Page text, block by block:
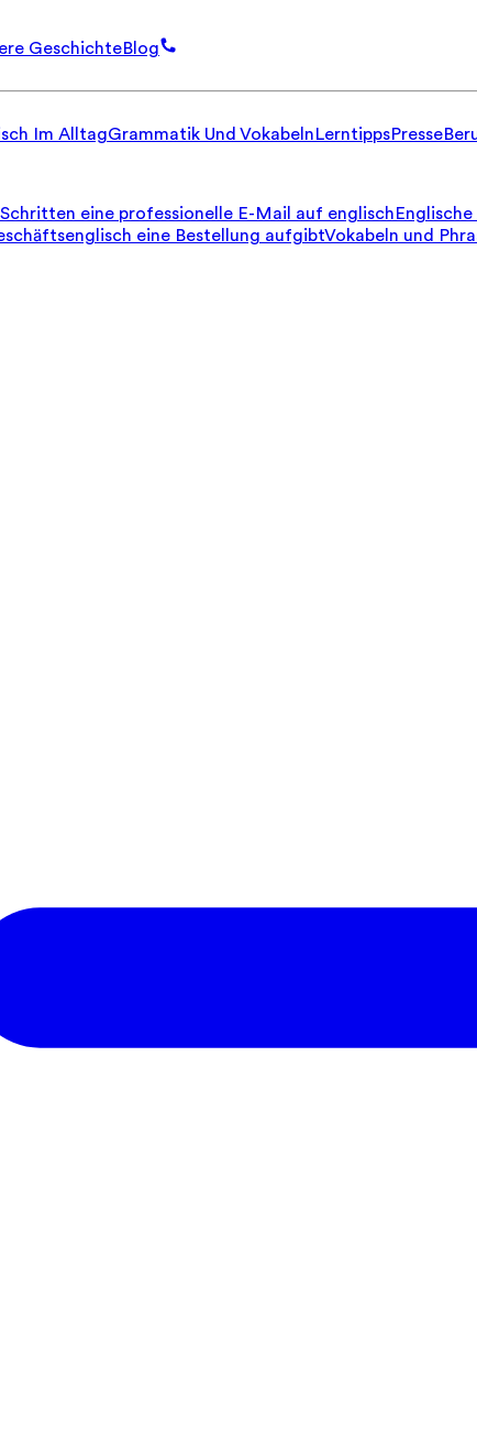
GeschichteBlog
Im AlltagGrammatik Und VokabelnLerntippsPresse
eine professionelle E-Mail auf englisch
eine Bestellung aufgibtVokabeln und